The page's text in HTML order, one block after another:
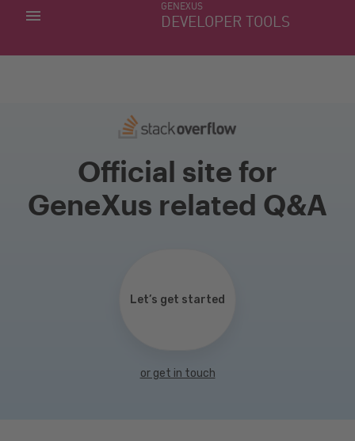
GENEXUS
DEVELOPER TOOLS
MINHAS APLICACÕES
Official site for
GeneXus related Q&A
Let’s get started
or get in touch